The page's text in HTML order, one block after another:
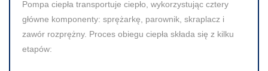
Pompa ciepła transportuje ciepło, wykorzystując cztery
główne komponenty: sprężarkę, parownik, skraplacz i
zawór rozprężny. Proces obiegu ciepła składa się z kilku
etapów: